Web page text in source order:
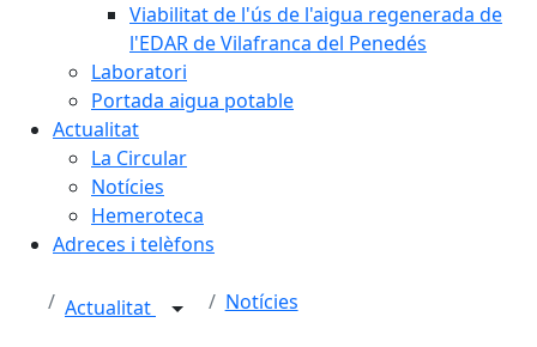
Viabilitat de l'ús de l'aigua regenerada de
l'EDAR de Vilafranca del Penedés
Laboratori
Portada aigua potable
Actualitat
La Circular
Notícies
Hemeroteca
Adreces i telèfons
Actualitat Notícies